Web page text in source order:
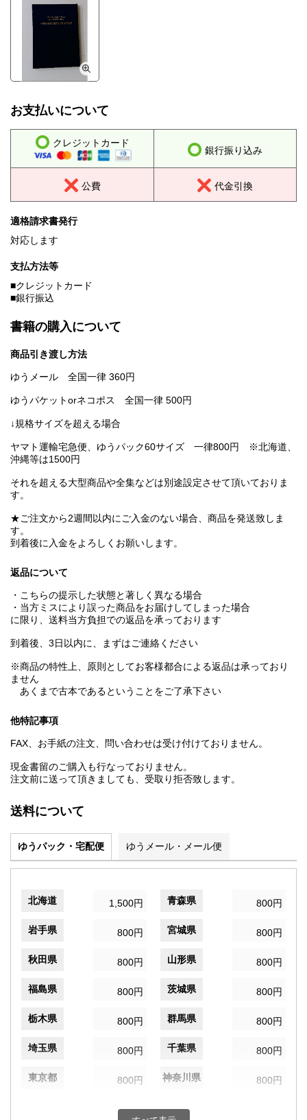
お支払いについて
クレジットカード
銀行振り込み
公費 代金引換
適格請求書発行
対応します
支払方法等
■クレジットカード
■銀行振込
書籍の購入について
商品引き渡し方法
ゆうメール 全国一律 360円
ゆうパケットorネコポス 全国一律 500円
↓規格サイズを超える場合
ヤマト運輸宅急便、ゆうパック60サイズ 一律800円 ※北海道、
沖縄等は1500円
それを超える大型商品や全集などは別途設定させて頂いておりま
す。
★ご注文から2週間以内にご入金のない場合、商品を発送致しま
す。
到着後に入金をよろしくお願いします。
返品について
・こちらの提示した状態と著しく異なる場合
・当方ミスにより誤った商品をお届けしてしまった場合
に限り、送料当方負担での返品を承っております
到着後、3日以内に、まずはご連絡ください
※商品の特性上、原則としてお客様都合による返品は承っており
ません
あくまで古本であるということをご了承下さい
他特記事項
FAX、お手紙の注文、問い合わせは受け付けておりません。
現金書留のご購入も行なっておりません。
注文前に送って頂きましても、受取り拒否致します。
送料について
ゆうパック・宅配便 ゆうメール・メール便
北海道 1,500円 青森県 800円
岩手県 800円 宮城県 800円
秋田県 800円 山形県 800円
福島県 800円 茨城県 800円
栃木県 800円 群馬県 800円
埼玉県 800円 千葉県 800円
東京都 800円 神奈川県 800円
800円 富山県